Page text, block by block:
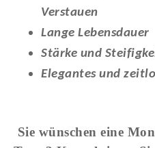
Verstauen
Lange Lebensdauer
Stärke und
Elegantes und
Sie wünschen eine